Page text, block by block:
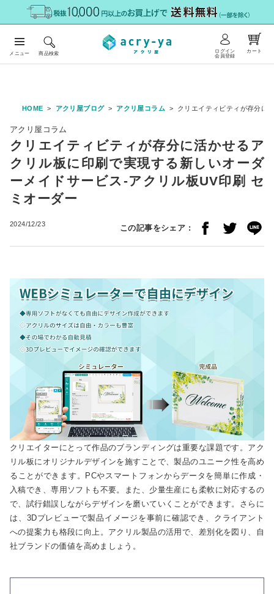
メニュー 商品検索
ログイン
会員登録
カート
HOME アクリ屋ブログ アクリ屋コラム クリエイティビティが存分に
アクリ屋コラム
クリエイティビティが存分に活かせるア
クリル板に印刷で実現する新しいオーダ
ーメイドサービス-アクリル板UV印刷 セ
ミオーダー
2024/12/23 この記事をシェア :
クリエイターにとって作品のブランディングは重要な課題です。アク
リル板にオリジナルデザインを施すことで、製品のユニーク性を高め
ることができます。PCやスマートフォンからデータを簡単に作成・
入稿でき、専用ソフトも不要。また、少量生産にも柔軟に対応するの
で、試行錯誤しながらデザインを磨いていくことができます。さらに
は、3Dプレビューで製品イメージを事前に確認でき、クライアント
への提案力も格段に向上。アクリル製品の活用で、差別化を図り、自
社ブランドの価値を高めましょう。